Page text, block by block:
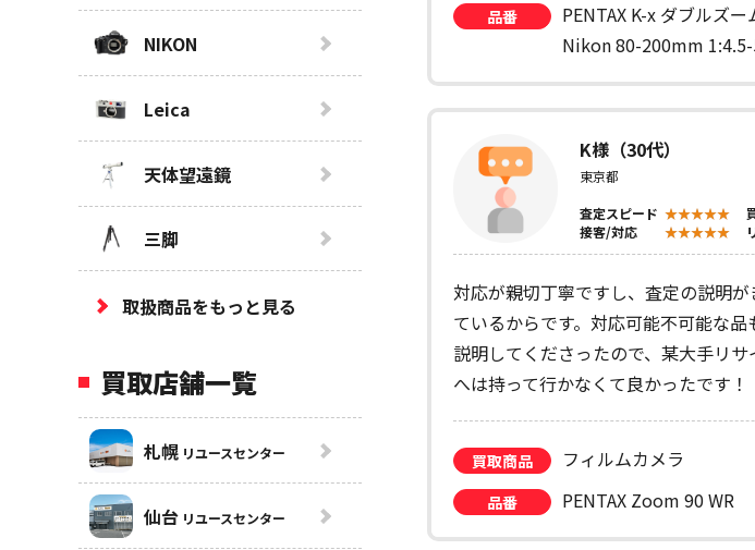
品番
PENTAX K-x ダブルズ
Nikon 80-200mm 1:4.5-
K様（30代）
東京都
査定スピード
接客/対応
対応が親切丁寧ですし、査定の説明
ているからです。対応可能不可能な品
説明してくださったので、某大手リ
へは持って行かなくて良かったです！
買取商品 フィルムカメラ
品番 PENTAX Zoom 90 WR
NIKON
Leica
天体望遠鏡
三脚
取扱商品をもっと見る
買取店舗一覧
札幌 リユースセンター
仙台 リユースセンター